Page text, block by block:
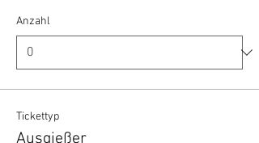
Anzahl
Tickettyp
Ausgießer